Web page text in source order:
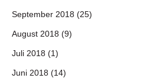
September 2018 (25)
August 2018 (9)
Juli 2018 (1)
Juni 2018 (14)